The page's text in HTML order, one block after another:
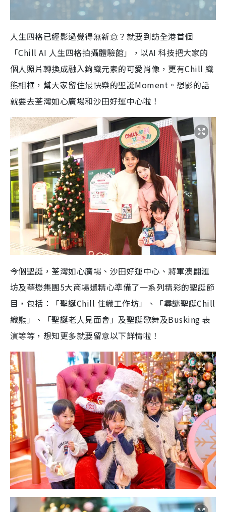
人生四格已經影過覺得無新意？就要到訪全港首個
「Chill AI 人生四格拍攝體驗館」，以AI 科技把大家的
個人照片轉換成融入鉤織元素的可愛肖像，更有Chill 織
熊相框，幫大家留住最快樂的聖誕Moment。想影的話
就要去荃灣如心廣場和沙田好運中心啦！
今個聖誕，荃灣如心廣場、沙田好運中心、將軍澳翩滙
坊及華懋集團5大商場還精心準備了一系列精彩的聖誕節
目，包括：「聖誕Chill 住織工作坊」、「尋謎聖誕Chill
織熊」、「聖誕老人見面會」及聖誕歌舞及Busking 表
演等等，想知更多就要留意以下詳情啦！